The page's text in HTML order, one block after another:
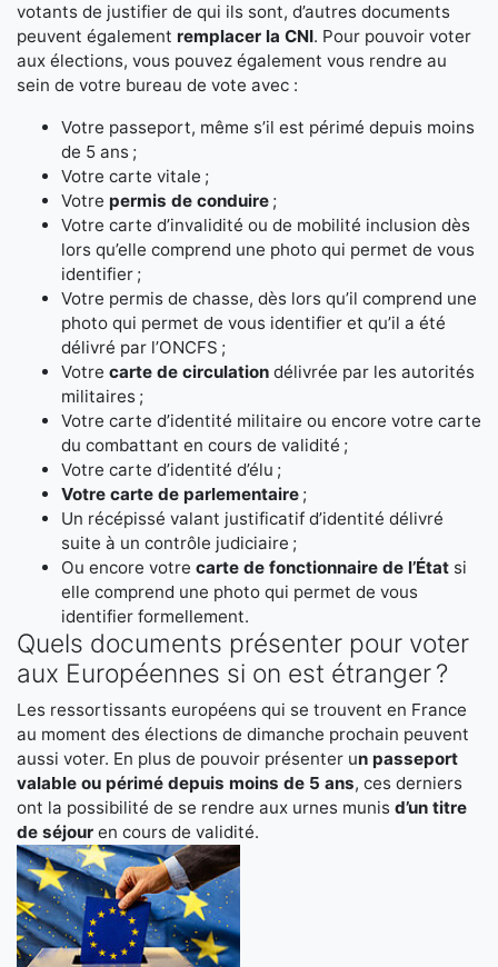
votants de justifier de qui ils sont, d’autres documents
peuvent également remplacer la CNI. Pour pouvoir voter
aux élections, vous pouvez également vous rendre au
sein de votre bureau de vote avec :
Votre passeport, même s’il est périmé depuis moins
de 5 ans ;
Votre carte vitale ;
Votre permis de conduire ;
Votre carte d’invalidité ou de mobilité inclusion dès
lors qu’elle comprend une photo qui permet de vous
identifier ;
Votre permis de chasse, dès lors qu’il comprend une
photo qui permet de vous identifier et qu’il a été
délivré par l’ONCFS ;
Votre carte de circulation délivrée par les autorités
militaires ;
Votre carte d’identité militaire ou encore votre carte
du combattant en cours de validité ;
Votre carte d’identité d’élu ;
Votre carte de parlementaire ;
Un récépissé valant justificatif d’identité délivré
suite à un contrôle judiciaire ;
Ou encore votre carte de fonctionnaire de l’État si
elle comprend une photo qui permet de vous
identifier formellement.
Quels documents présenter pour voter
aux Européennes si on est étranger ?
Les ressortissants européens qui se trouvent en France
au moment des élections de dimanche prochain peuvent
aussi voter. En plus de pouvoir présenter un passeport
valable ou périmé depuis moins de 5 ans, ces derniers
ont la possibilité de se rendre aux urnes munis d’un titre
de séjour en cours de validité.